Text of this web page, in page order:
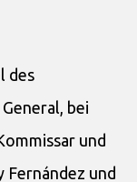
des
bei
und
Fernández und